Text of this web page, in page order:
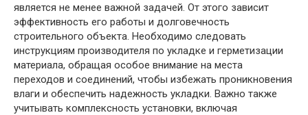
является не менее важной задачей. От этого зависит
эффективность его работы и долговечность
строительного объекта. Необходимо следовать
инструкциям производителя по укладке и герметизации
материала, обращая особое внимание на места
переходов и соединений, чтобы избежать проникновения
влаги и обеспечить надежность укладки. Важно также
учитывать комплексность установки, включая